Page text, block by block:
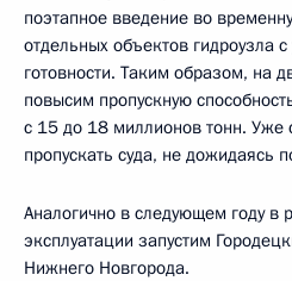
поэтапное введение во
отдельных объектов гидроузла
готовности. Таким образом, на
повысим пропускную
с 15 до 18 миллионов тонн.
пропускать суда, не дожидаясь
Аналогично в следующем году в
эксплуатации запустим
Нижнего Новгорода.